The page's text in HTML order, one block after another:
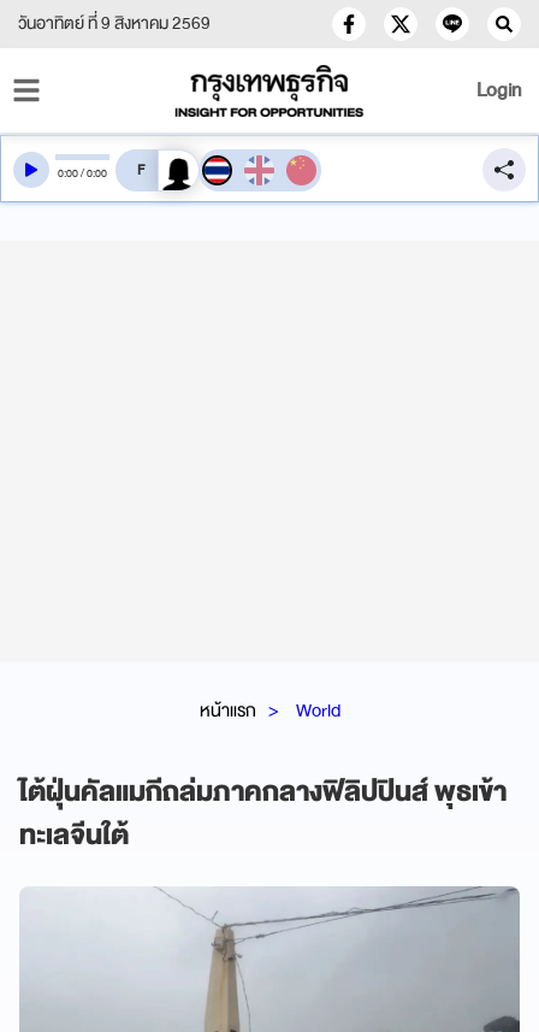
วันอาทิตย์ ที่ 9 สิงหาคม 2569
Login
หน้าแรก World
ไต้ฝุ่นคัลแมกีถล่มภาคกลางฟิลิปปินส์ พุธเข้า
ทะเลจีนใต้
0:00/0:00 สลับเสียงอ่าน